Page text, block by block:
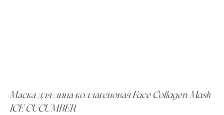
Маска для лица коллагеновая Face Collagen Mask
ICE CUCUMBER